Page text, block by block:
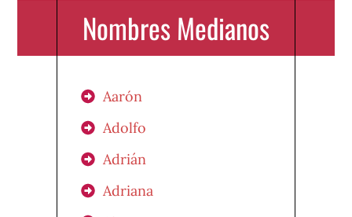
Nombres Medianos
Aarón
Adolfo
Adrián
Adriana